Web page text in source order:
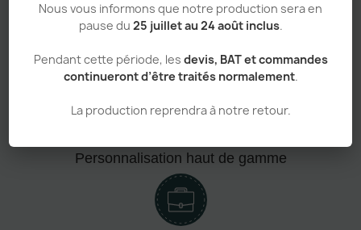
Nous vous informons que notre production sera en
pause du 25 juillet au 24 août inclus.
Pendant cette période, les devis, BAT et commandes
continueront d’être traités normalement.
La production reprendra à notre retour.
Confort absolu & durabilité renforcée
Personnalisation haut de gamme